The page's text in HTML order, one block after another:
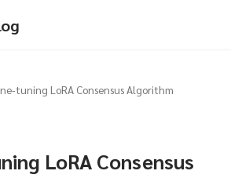
tuning LoRA Consensus Algorithm
LoRA Consensus